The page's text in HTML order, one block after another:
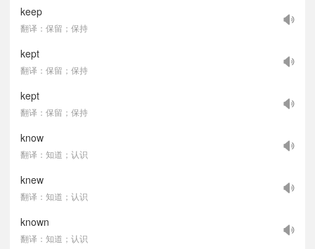
keep
翻译：保留；保持
kept
翻译：保留；保持
kept
翻译：保留；保持
know
翻译：知道；认识
knew
翻译：知道；认识
known
翻译：知道；认识